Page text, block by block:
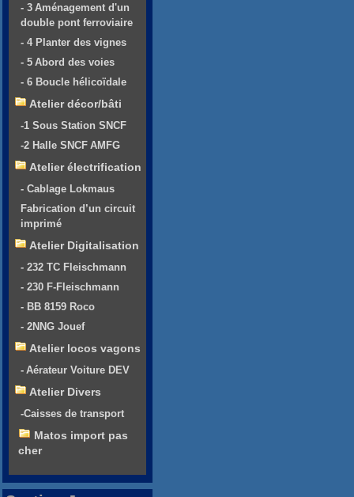
- 3 Aménagement d'un
double pont ferroviaire
- 4 Planter des vignes
- 5 Abord des voies
- 6 Boucle hélicoïdale
Atelier décor/bâti
-1 Sous Station SNCF
-2 Halle SNCF AMFG
Atelier électrification
- Cablage Lokmaus
Fabrication d’un circuit
imprimé
Atelier Digitalisation
- 232 TC Fleischmann
- 230 F-Fleischmann
- BB 8159 Roco
- 2NNG Jouef
Atelier locos vagons
- Aérateur Voiture DEV
Atelier Divers
-Caisses de transport
Matos import pas
cher